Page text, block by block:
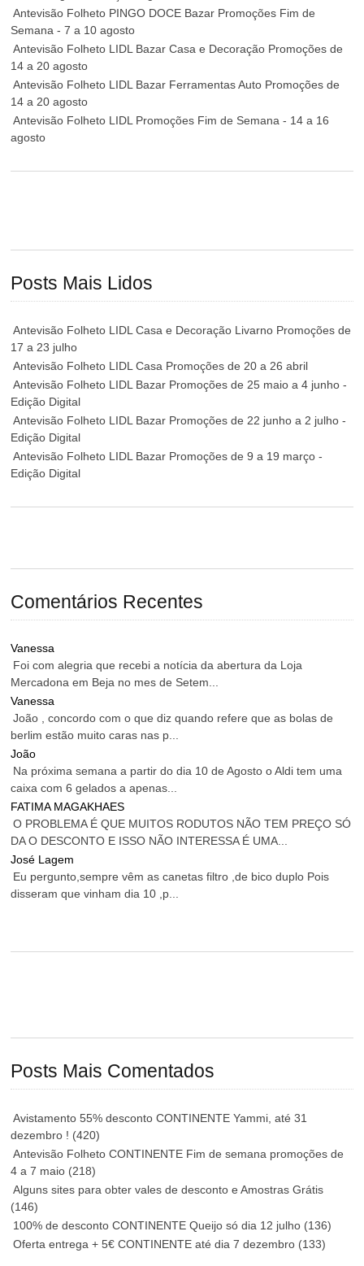
Antevisão Folheto PINGO DOCE Bazar Promoções Fim de
Semana - 7 a 10 agosto
Antevisão Folheto LIDL Bazar Casa e Decoração Promoções de
14 a 20 agosto
Antevisão Folheto LIDL Bazar Ferramentas Auto Promoções de
14 a 20 agosto
Antevisão Folheto LIDL Promoções Fim de Semana - 14 a 16
agosto
Posts Mais Lidos
Antevisão Folheto LIDL Casa e Decoração Livarno Promoções de
17 a 23 julho
Antevisão Folheto LIDL Casa Promoções de 20 a 26 abril
Antevisão Folheto LIDL Bazar Promoções de 25 maio a 4 junho -
Edição Digital
Antevisão Folheto LIDL Bazar Promoções de 22 junho a 2 julho -
Edição Digital
Antevisão Folheto LIDL Bazar Promoções de 9 a 19 março -
Edição Digital
Comentários Recentes
Vanessa
Foi com alegria que recebi a notícia da abertura da Loja
Mercadona em Beja no mes de Setem...
Vanessa
João , concordo com o que diz quando refere que as bolas de
berlim estão muito caras nas p...
João
Na próxima semana a partir do dia 10 de Agosto o Aldi tem uma
caixa com 6 gelados a apenas...
FATIMA MAGAKHAES
O PROBLEMA É QUE MUITOS RODUTOS NÃO TEM PREÇO SÓ
DA O DESCONTO E ISSO NÃO INTERESSA É UMA...
José Lagem
Eu pergunto,sempre vêm as canetas filtro ,de bico duplo Pois
disseram que vinham dia 10 ,p...
Posts Mais Comentados
Avistamento 55% desconto CONTINENTE Yammi, até 31
dezembro ! (420)
Antevisão Folheto CONTINENTE Fim de semana promoções de
4 a 7 maio (218)
Alguns sites para obter vales de desconto e Amostras Grátis
(146)
100% de desconto CONTINENTE Queijo só dia 12 julho (136)
Oferta entrega + 5€ CONTINENTE até dia 7 dezembro (133)